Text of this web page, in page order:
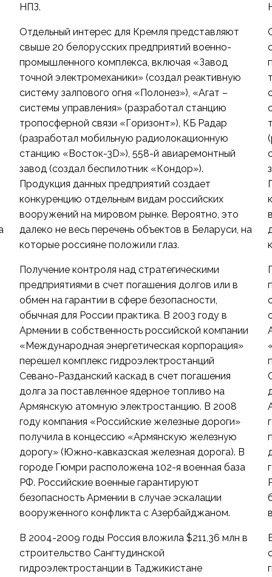
НПЗ.
Отдельный интерес для Кремля представляют
свыше 20 белорусских предприятий военно-
промышленного комплекса, включая «Завод
точной электромеханики» (создал реактивную
систему залпового огня «Полонез»), «Агат –
системы управления» (разработал станцию
тропосферной связи «Горизонт»), КБ Радар
(разработал мобильную радиолокационную
станцию «Восток-3D»), 558-й авиаремонтный
завод (создал беспилотник «Кондор»).
Продукция данных предприятий создает
конкуренцию отдельным видам российских
вооружений на мировом рынке. Вероятно, это
далеко не весь перечень объектов в Беларуси, на
которые россияне положили глаз.
Получение контроля над стратегическими
предприятиями в счет погашения долгов или в
обмен на гарантии в сфере безопасности,
обычная для России практика. В 2003 году в
Армении в собственность российской компании
«Международная энергетическая корпорация»
перешел комплекс гидроэлектростанций
Севано-Разданский каскад в счет погашения
долга за поставленное ядерное топливо на
Армянскую атомную электростанцию. В 2008
году компания «Российские железные дороги»
получила в концессию «Армянскую железную
дорогу» (Южно-кавказская железная дорога). В
городе Гюмри расположена 102-я военная база
РФ. Российские военные гарантируют
безопасность Армении в случае эскалации
вооруженного конфликта с Азербайджаном.
В 2004-2009 годы Россия вложила $211,36 млн в
строительство Сангтудинской
гидроэлектростанции в Таджикистане